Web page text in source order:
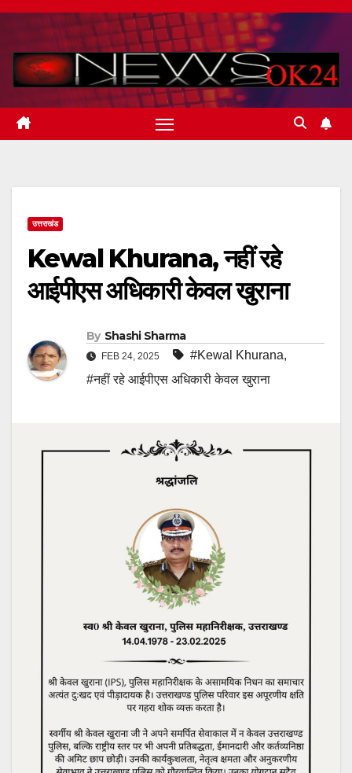
Skip
content
उत्तराखंड
Kewal Khurana, नहीं रहे
आईपीएस अधिकारी केवल खुराना
By Shashi Sharma
FEB 24, 2025 #Kewal Khurana,
#नहीं रहे आईपीएस अधिकारी केवल खुराना